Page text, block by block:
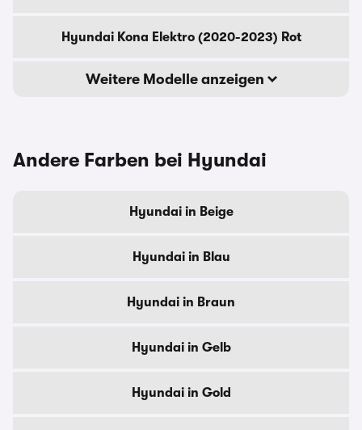
Hyundai Kona Elektro (2020-2023) Rot
Weitere Modelle anzeigen
Andere Farben bei Hyundai
Hyundai in Beige
Hyundai in Blau
Hyundai in Braun
Hyundai in Gelb
Hyundai in Gold